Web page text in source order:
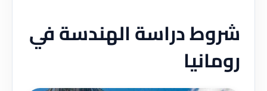
شروط دراسة الهندسة في
رومانيا